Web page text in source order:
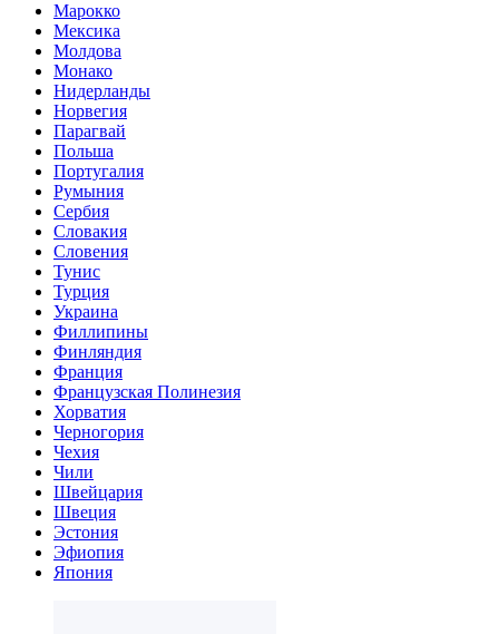
Марокко
Мексика
Молдова
Монако
Нидерланды
Норвегия
Парагвай
Польша
Португалия
Румыния
Сербия
Словакия
Словения
Тунис
Турция
Украина
Филлипины
Финляндия
Франция
Французская Полинезия
Хорватия
Черногория
Чехия
Чили
Швейцария
Швеция
Эстония
Эфиопия
Япония